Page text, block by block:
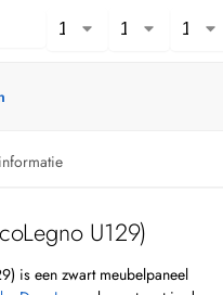
U129)
is een zwart meubelpaneel